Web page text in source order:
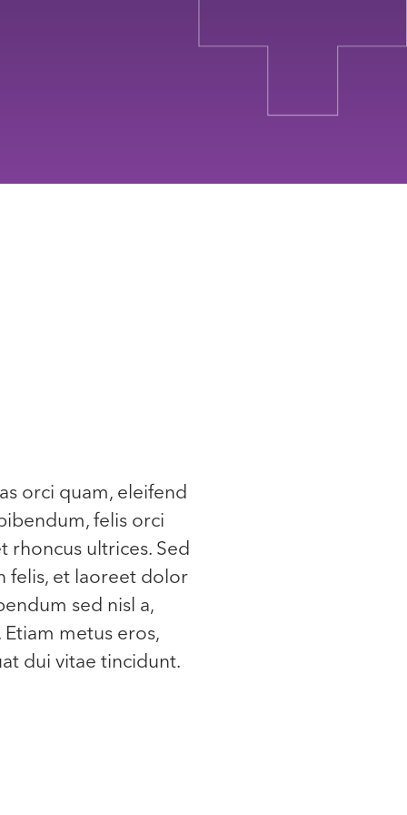
orci quam, eleifend
felis orci
rhoncus ultrices. Sed
felis, et laoreet dolor
sed nisl a,
metus eros,
dui vitae tincidunt.